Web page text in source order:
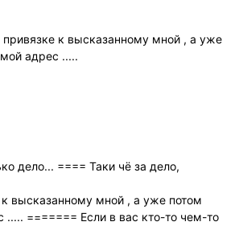
привязке к высказанному мной , а уже
адрес .....
дело... ==== Таки чё за дело,
высказанному мной , а уже потом
======= Если в вас кто-то чем-то